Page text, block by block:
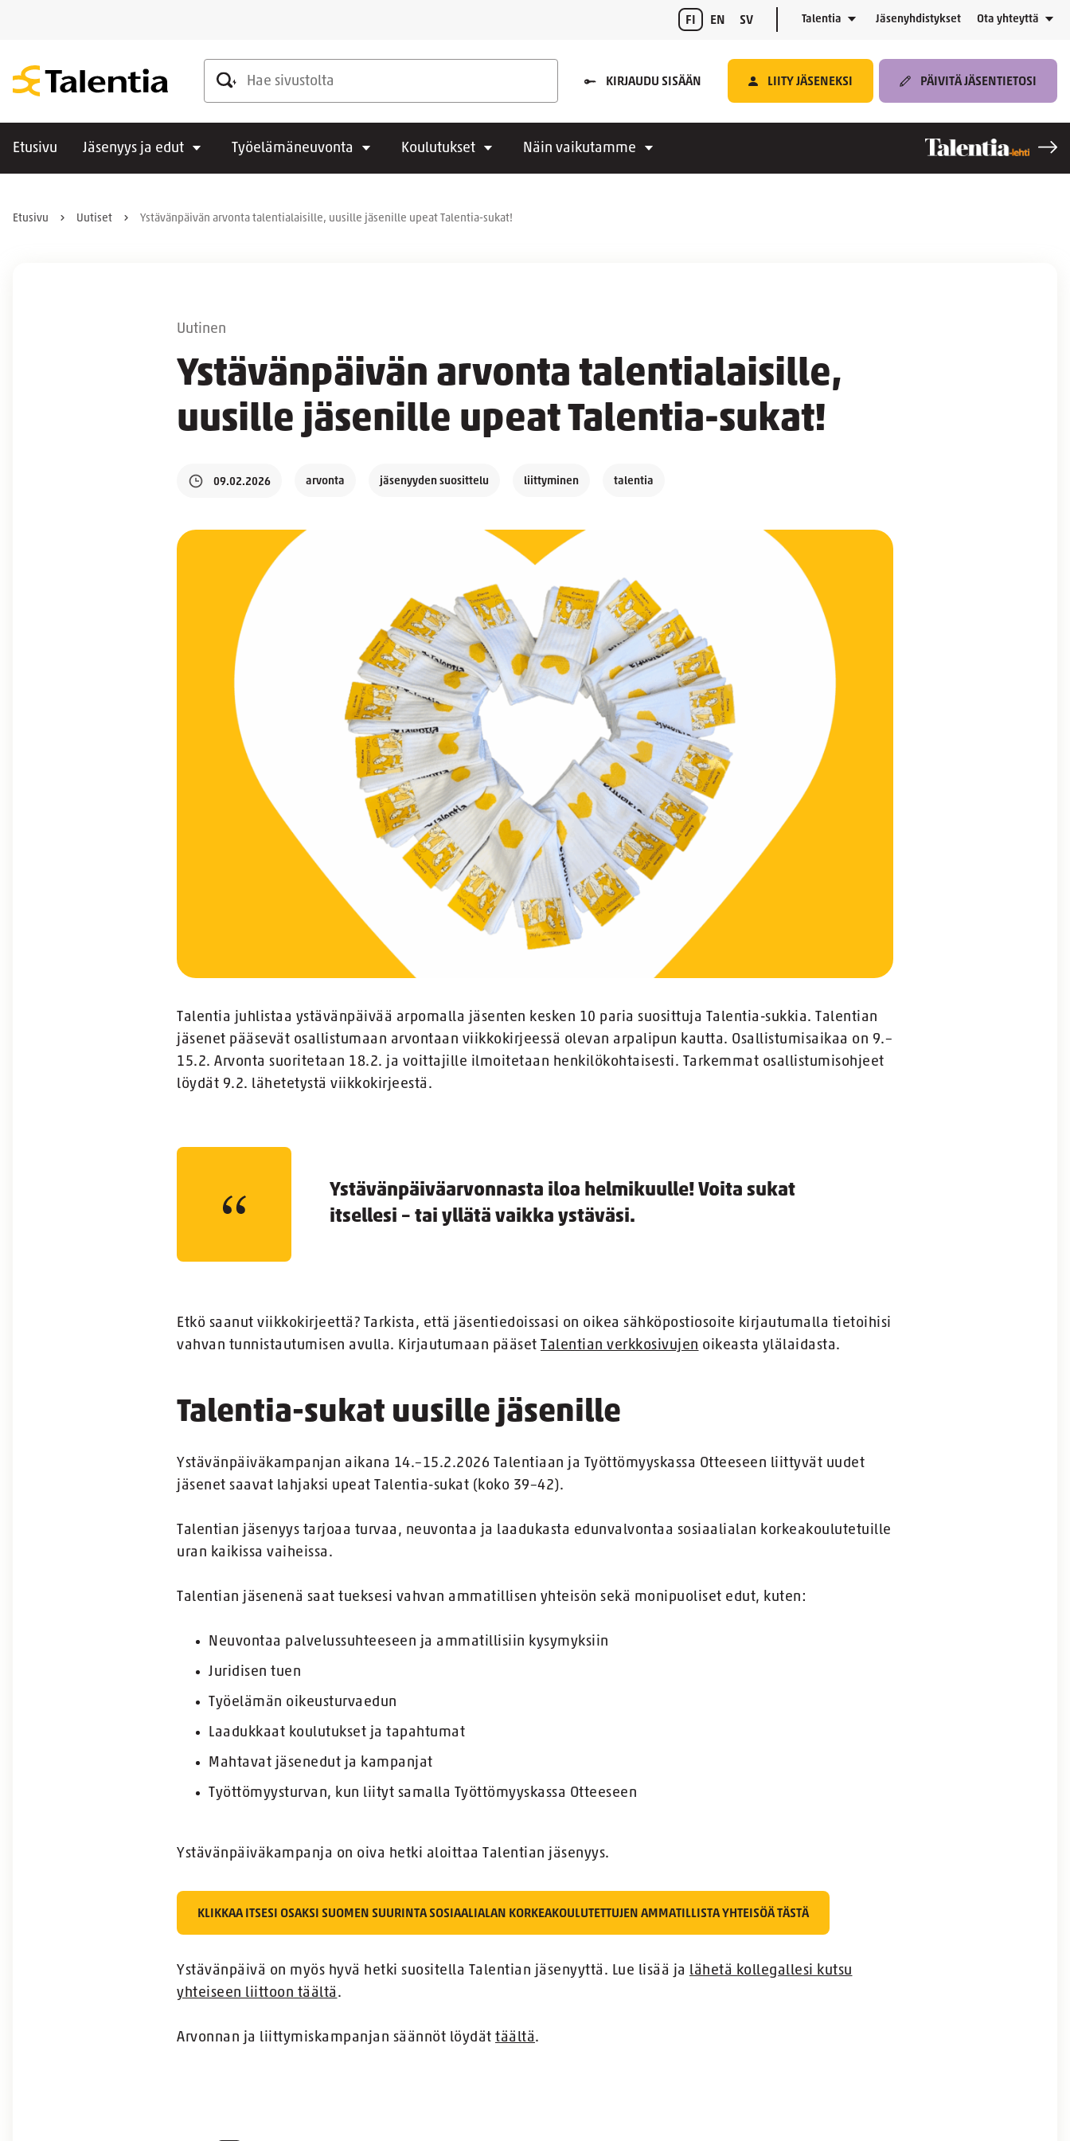
FI EN SV Talentia Jäsenyhdistykset Ota yhteyttä
Hae sivustolta
KIRJAUDU SISÄÄN LIITY JÄSENEKSI PÄIVITÄ JÄSENTIETOSI
Etusivu Jäsenyys ja edut Työelämäneuvonta Koulutukset Näin vaikutamme
Etusivu Uutiset Ystävänpäivän arvonta talentialaisille, uusille jäsenille upeat Talentia-sukat!
Uutinen
Ystävänpäivän arvonta talentialaisille,
uusille jäsenille upeat Talentia-sukat!
09.02.2026 arvonta jäsenyyden suosittelu liittyminen talentia
Talentia juhlistaa ystävänpäivää arpomalla jäsenten kesken 10 paria suosittuja Talentia-sukkia. Talentian
jäsenet pääsevät osallistumaan arvontaan viikkokirjeessä olevan arpalipun kautta. Osallistumisaikaa on 9.–
15.2. Arvonta suoritetaan 18.2. ja voittajille ilmoitetaan henkilökohtaisesti. Tarkemmat osallistumisohjeet
löydät 9.2. lähetetystä viikkokirjeestä.
Ystävänpäiväarvonnasta iloa helmikuulle! Voita sukat
itsellesi – tai yllätä vaikka ystäväsi.
Etkö saanut viikkokirjeettä? Tarkista, että jäsentiedoissasi on oikea sähköpostiosoite kirjautumalla tietoihisi
vahvan tunnistautumisen avulla. Kirjautumaan pääset Talentian verkkosivujen oikeasta ylälaidasta.
Talentia-sukat uusille jäsenille
Ystävänpäiväkampanjan aikana 14.–15.2.2026 Talentiaan ja Työttömyyskassa Otteeseen liittyvät uudet
jäsenet saavat lahjaksi upeat Talentia-sukat (koko 39–42).
Talentian jäsenyys tarjoaa turvaa, neuvontaa ja laadukasta edunvalvontaa sosiaalialan korkeakoulutetuille
uran kaikissa vaiheissa.
Talentian jäsenenä saat tueksesi vahvan ammatillisen yhteisön sekä monipuoliset edut, kuten:
Neuvontaa palvelussuhteeseen ja ammatillisiin kysymyksiin
Juridisen tuen
Työelämän oikeusturvaedun
Laadukkaat koulutukset ja tapahtumat
Mahtavat jäsenedut ja kampanjat
Työttömyysturvan, kun liityt samalla Työttömyyskassa Otteeseen
Ystävänpäiväkampanja on oiva hetki aloittaa Talentian jäsenyys.
KLIKKAA ITSESI OSAKSI SUOMEN SUURINTA SOSIAALIALAN KORKEAKOULUTETTUJEN AMMATILLISTA YHTEISÖÄ TÄSTÄ
Ystävänpäivä on myös hyvä hetki suositella Talentian jäsenyyttä. Lue lisää ja lähetä kollegallesi kutsu
yhteiseen liittoon täältä .
Arvonnan ja liittymiskampanjan säännöt löydät täältä.